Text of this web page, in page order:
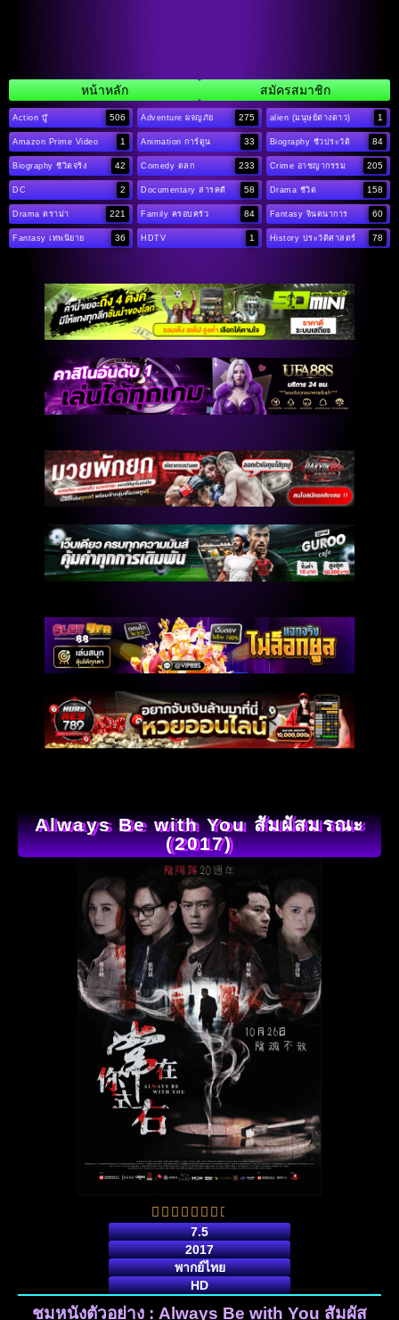
หน้าหลัก สมัครสมาชิก
Action บู๊ 506 Adventure ผจญภัย 275 alien (มนุษย์ต่างดาว) 1
Amazon Prime Video 1 Animation การ์ตูน 33 Biography ชีวประวัติ 84
Biography ชีวิตจริง 42 Comedy ตลก 233 Crime อาชญากรรม 205
DC 2 Documentary สารคดี 58 Drama ชีวิต 158
Drama ดราม่า 221 Family ครอบครัว 84 Fantasy จินตนาการ 60
Fantasy เทพนิยาย 36 HDTV 1 History ประวัติศาสตร์ 78
Always Be with You สัมผัสมรณะ
(2017)
7.5
2017
พากย์ไทย
HD
ชมหนังตัวอย่าง : Always Be with You สัมผัส